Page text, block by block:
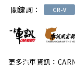
關鍵詞： CR-V
更多汽車資訊：